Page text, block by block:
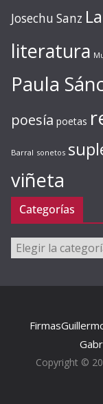
Josechu Sanz
literatura
Paula
poesía poetas
Barral sonetos
viñeta
Categorías
Categorías
Firmas
Copyright ©